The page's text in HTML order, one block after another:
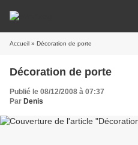
Accueil » Décoration de porte
Décoration de porte
Publié le 08/12/2008 à 07:37
Par Denis